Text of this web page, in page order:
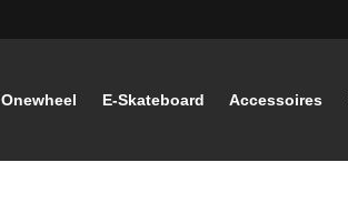
Onewheel E-Skateboard Accessoires